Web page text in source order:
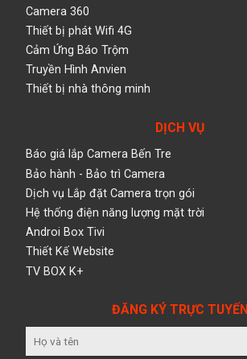
Camera 360
Thiết bị phát Wifi 4G
Cảm Ứng Báo Trộm
Truyền Hình Anvien
Thiết bị nhà thông minh
DỊCH VỤ
Báo giá lắp Camera Bến Tre
Bảo hành - Bảo trì Camera
Dịch vụ Lắp đặt Camera trọn gói
Hệ thống điện năng lượng mặt trời
Androi Box Tivi
Thiết Kế Website
TV BOX K+
ĐĂNG KÝ TRỰC TUYẾN